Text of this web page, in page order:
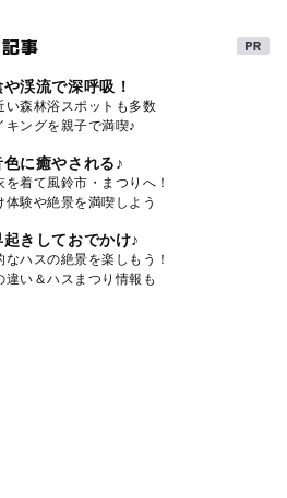
事
渓流で深呼吸！
い森林浴スポットも多数
キングを親子で満喫♪
に癒やされる♪
を着て風鈴市・まつりへ！
体験や絶景を満喫しよう
きしておでかけ♪
なハスの絶景を楽しもう！
違い＆ハスまつり情報も